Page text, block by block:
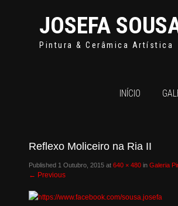
JOSEFA
Pintura & Cerâmica Artística
INÍCIO
Reflexo Moliceiro na Ria II
Published 1 Outubro, 2015 at640 × 480 inGaleria
← Previous